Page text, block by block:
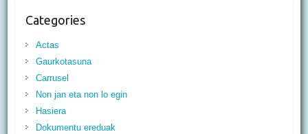
Categories
Actas
Gaurkotasuna
Carrusel
Non jan eta non lo egin
Hasiera
Dokumentu ereduak